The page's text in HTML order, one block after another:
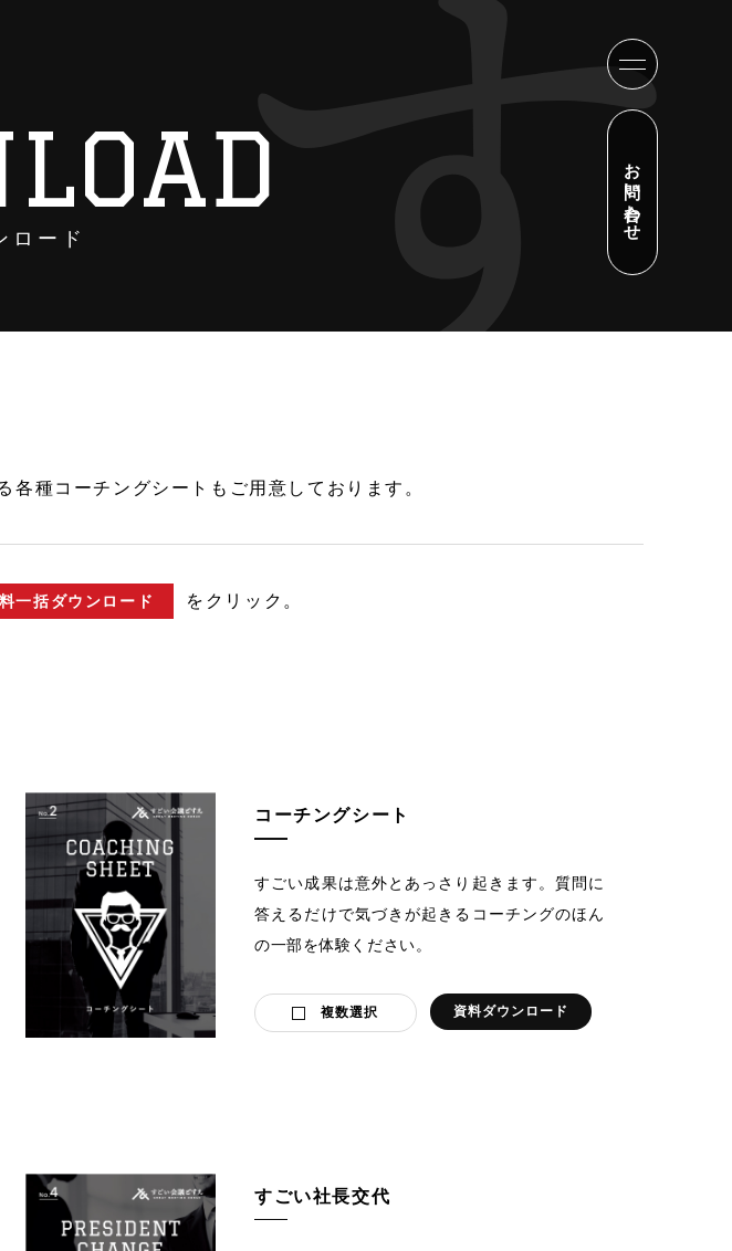
お問い合わせ
ロード
種コーチングシートもご用意しております。
一括ダウンロード をクリック。
コーチングシート
すごい成果は意外とあっさり起きます。質問に
答えるだけで気づきが起きるコーチングのほん
の一部を体験ください。
複数選択 資料ダウンロード
すごい社長交代